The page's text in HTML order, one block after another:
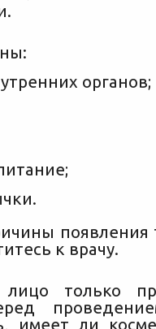
органов;
появления
к врачу.
только
имеет ли